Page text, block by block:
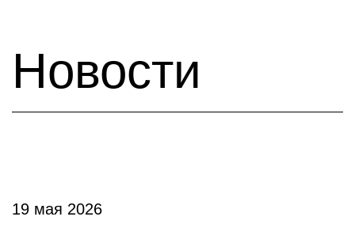
Новости
19 мая 2026